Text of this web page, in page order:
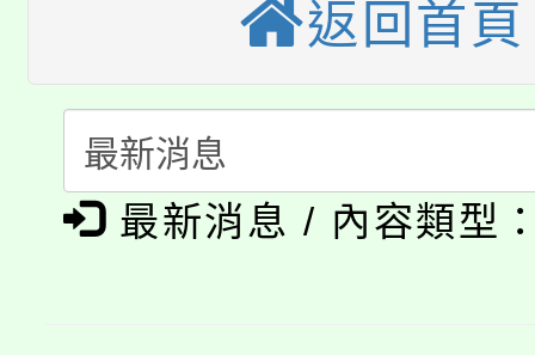
者。
大溪自造教育及科技
份教師研習
淨零綠生活教案入校路
會
公告本校115學年度第
代理(課)教師甄選結果
「本色祭」8/29、30在
返回首頁
最新消息 / 內容類型